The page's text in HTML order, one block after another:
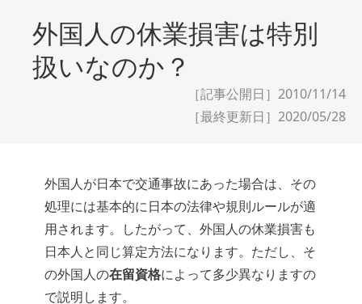
外国人の休業損害は特別
扱いなのか？
［記事公開日］2010/11/14
［最終更新日］ 2020/05/28
外国人が日本で交通事故にあった場合は、その
処理には基本的に日本の法律や規則ルールが適
用されます。したがって、外国人の休業損害も
日本人と同じ算定方法になります。ただし、そ
の外国人の在留資格によって多少異なりますの
で説明します。